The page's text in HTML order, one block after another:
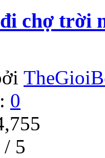
chợ trời
0
5